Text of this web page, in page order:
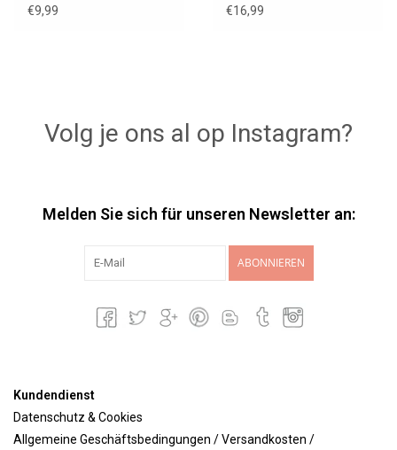
Schnürsenkeln für
€9,99
Cleo Sommer
€16,99
Volg je ons al op Instagram?
Melden Sie sich für unseren Newsletter an:
ABONNIEREN
Kundendienst
Datenschutz & Cookies
Allgemeine Geschäftsbedingungen / Versandkosten /